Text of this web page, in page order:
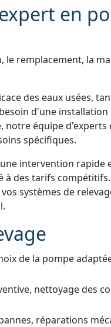
en
le remplacement, la
des eaux usées,
d'une installation
équipe d'experts
spécifiques.
intervention rapide
des tarifs compétitifs.
systèmes de
de la pompe
nettoyage des
réparations